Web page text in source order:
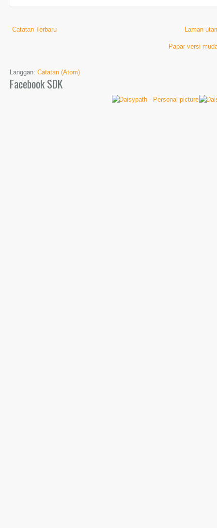
Catatan Terbaru Laman
Papar versi
Langgan: Catatan (Atom)
Facebook SDK